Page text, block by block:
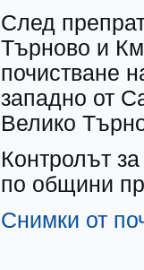
След
Търново и
почистване
западно от
Велико
Контролът
по общини
Снимки от